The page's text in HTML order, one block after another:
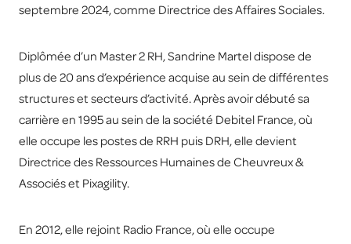
septembre 2024, comme Directrice des Affaires Sociales.
Diplômée d’un Master 2 RH, Sandrine Martel dispose de
plus de 20 ans d’expérience acquise au sein de différentes
structures et secteurs d’activité. Après avoir débuté sa
carrière en 1995 au sein de la société Debitel France, où
elle occupe les postes de RRH puis DRH, elle devient
Directrice des Ressources Humaines de Cheuvreux &
Associés et Pixagility.
En 2012, elle rejoint Radio France, où elle occupe